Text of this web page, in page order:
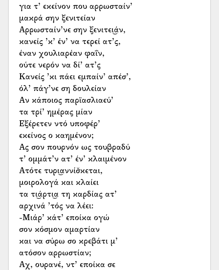
για τ’ εκείνον που αρρωσταίν’
μακρά σην ξενιτείαν
Αρρωσταίν’νε σην ξενιτει͜άν,
κανείς ’κ’ έν’ να τερεί ατ’ς,
έναν χουλιαρέαν φαΐν,
ούτε νερόν να δί’ ατ’ς
Κανείς ’κι πάει εμπαίν’ απέσ’,
όλ’ πάγ’νε ση δουλείαν
Αν κάποιος παρϊασλιαεύ’
τα τρί’ ημέρας μίαν
Εξέρετεν ντό υποφέρ’
εκείνος ο καημένον;
Ας σον πουρνόν ως τουβραδύ
τ’ ομμάτ’ν ατ’ έν’ κλαιμένον
Ατότε τυρι͜αννίσ̌κεται,
μοιρολογά και κλαίει
τα τι͜άρτι͜α τη καρδίας ατ’
αρχινά ’τός να λέει:
-Μιάρ’ κάτ’ εποίκα ογώ
σον κόσμον αμαρτίαν
και να σύρω σο κρεβάτι μ’
ατόσον αρρωστίαν;
Αχ, ουρανέ, ντ’ εποίκα σε